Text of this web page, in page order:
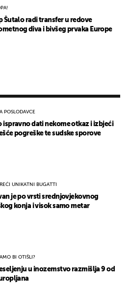
Šutalo radi transfer u redove
diva i bivšeg prvaka Europe
POSLODAVCE
ispravno dati nekome otkaz i izbjeći
pogreške te sudske sporove
UNIKATNI BUGATTI
je po vrsti srednjovjekovnog
konja i visok samo metar
BI OTIŠLI?
u inozemstvo razmišlja 9 od